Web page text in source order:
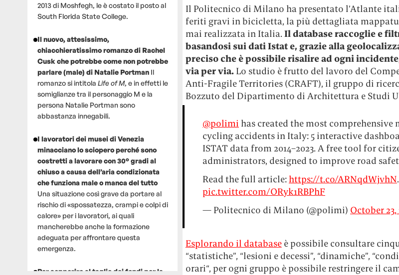
2013 di Moshfegh, le è costato il posto al
South Florida State College.
Il nuovo, attesissimo,
chiacchieratissimo romanzo di Rachel
Cusk che potrebbe come non potrebbe
parlare (male) di Natalie Portman Il
romanzo si intitola Life of M, e in effetti le
somiglianze tra il personaggio M e la
persona Natalie Portman sono
abbastanza innegabili.
I lavoratori dei musei di Venezia
minacciano lo sciopero perché sono
costretti a lavorare con 30° gradi al
chiuso a causa dell’aria condizionata
che funziona male o manca del tutto
Una situazione così grave da portare al
rischio di «spossatezza, crampi e colpi di
calore» per i lavoratori, ai quali
mancherebbe anche la formazione
adeguata per affrontare questa
emergenza.
Per sopperire al taglio dei fondi per la
Il Politecnico di Milano ha presentato l’Atlante
feriti gravi in bicicletta, la più dettagliata
mai realizzata in Italia. Il database raccoglie e
basandosi sui dati Istat e, grazie alla
preciso che è possibile risalire ad ogni
via per via.Lo studio è frutto del lavoro del
Anti-Fragile Territories (CRAFT), il gruppo di
Bozzuto del Dipartimento di Architettura e Studi
@polimi has created the most comprehensive
cycling accidents in Italy: 5 interactive
ISTAT data from 2014–2023. A free tool for
administrators, designed to improve road
Read the full article: https://t.co/ARNqdWjvhN
pic.twitter.com/ORyk1RBPhF
— Politecnico di Milano (@polimi) October 23,
Esplorando il databaseè possibile consultare
“statistiche”, “lesioni e decessi”, “dinamiche”,
orari“, per ogni gruppo è possibile restringere il